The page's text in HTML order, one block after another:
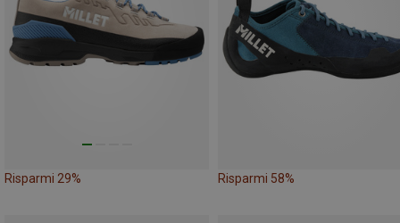
Risparmi 29% Risparmi 58%